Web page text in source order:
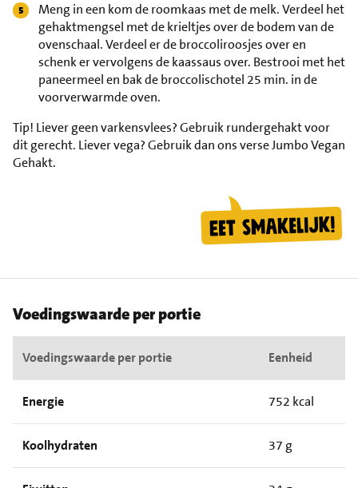
Meng in een kom de roomkaas met de melk. Verdeel het
gehaktmengsel met de krieltjes over de bodem van de
ovenschaal. Verdeel er de broccoliroosjes over en
schenk er vervolgens de kaassaus over. Bestrooi met het
paneermeel en bak de broccolischotel 25 min. in de
voorverwarmde oven.
Tip! Liever geen varkensvlees? Gebruik rundergehakt voor
dit gerecht. Liever vega? Gebruik dan ons verse Jumbo Vegan
Gehakt.
Voedingswaarde per portie
Voedingswaarde per portie Eenheid
Energie 752 kcal
Koolhydraten 37 g